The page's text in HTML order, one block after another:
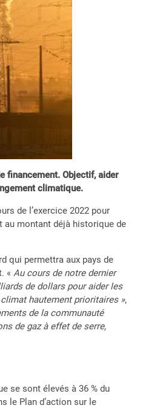
financement. Objectif, aider
climatique.
de l’exercice 2022 pour
au montant déjà historique de
qui permettra aux pays de
«Au cours de notre dernier
de dollars pour aider les
hautement prioritaires »,
de la communauté
de gaz à effet de serre,
se sont élevés à 36 % du
le Plan d’action sur le